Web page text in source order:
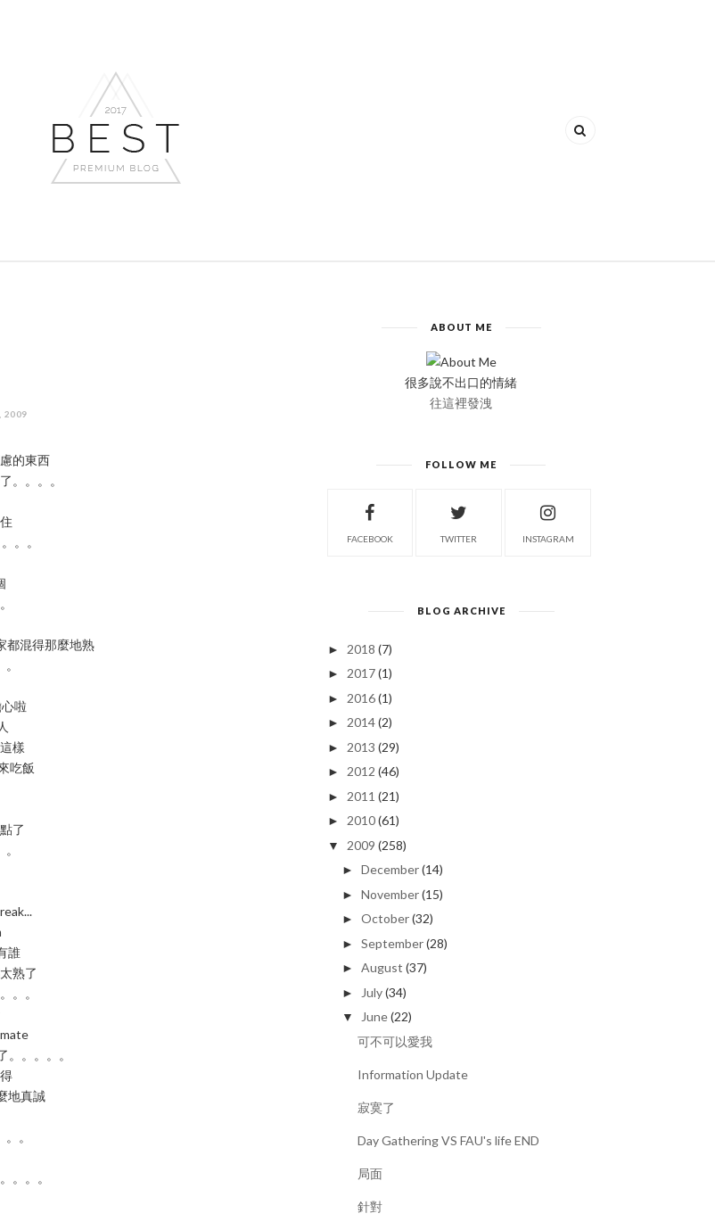
2009
的東西
。。。。
。。
都混得那麼地熟
啦
樣
吃飯
了
誰
熟了
。。
。。。。。
地真誠
。
。。。
ABOUT ME
很多說不出口的情緒
往這裡發洩
FOLLOW ME
FACEBOOK TWITTER INSTAGRAM
BLOG ARCHIVE
► 2018 (7)
► 2017 (1)
► 2016 (1)
► 2014 (2)
► 2013 (29)
► 2012 (46)
► 2011 (21)
► 2010 (61)
▼ 2009 (258)
►December(14)
►November(15)
►October(32)
►September(28)
►August (37)
► July(34)
▼ June(22)
可不可以愛我
Information Update
寂寞了
Day Gathering VS FAU's life END
局面
針對